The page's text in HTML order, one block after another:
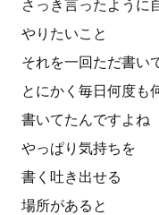
さっき言ったように
やりたいこと
それを一回ただ書い
とにかく毎日何度も
書いてたんですよね
やっぱり気持ちを
書く吐き出せる
場所があると